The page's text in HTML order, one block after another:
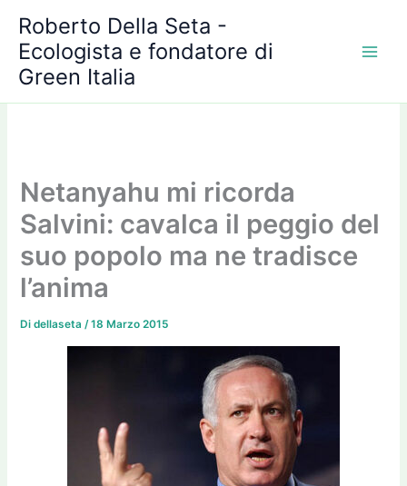
contenuto
Roberto Della Seta -
Ecologista e fondatore di
Green Italia
Netanyahu mi ricorda
Salvini: cavalca il peggio del
suo popolo ma ne tradisce
l’anima
Didellaseta/18 Marzo 2015
r
c
h
i